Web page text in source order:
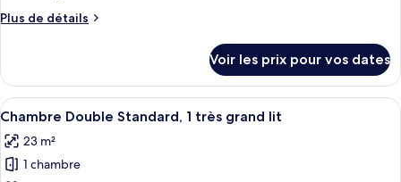
chambre :
Double
Bed
with
Bunk
Plus de détails
Plus
le
type
de
Family
Room,
Voir les prix pour vos dates
Afficher
toutes
les
photos
Une chambre moderne avec un
8
Chambre Double Standard, 1 très grand lit
23 m²
1 chambre